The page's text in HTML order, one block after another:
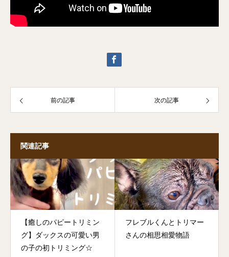
前の記事 次の記事
関連記事
【癒しのパピートリミン
グ】ダックスの可愛い男
の子の初トリミング☆
フレブルくんとトリマー
さんの相思相愛物語